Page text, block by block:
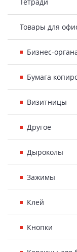
Товары для
Бизнес-
Бумага
Визитницы
Другое
Дыроколы
Зажимы
Клей
Кнопки